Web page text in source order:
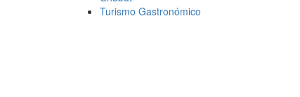
Turismo Gastronómico